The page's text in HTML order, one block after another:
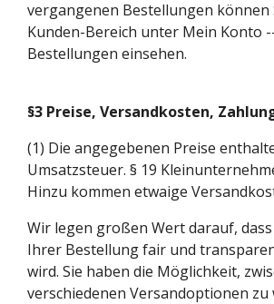
vergangenen Bestellungen können
Kunden-Bereich unter Mein Konto
Bestellungen einsehen.
§3 Preise, Versandkosten,
(1) Die angegebenen Preise
Umsatzsteuer. § 19
Hinzu kommen etwaige
Wir legen großen Wert darauf,
Ihrer Bestellung fair und
wird. Sie haben die Möglichkeit,
verschiedenen Versandoptionen zu